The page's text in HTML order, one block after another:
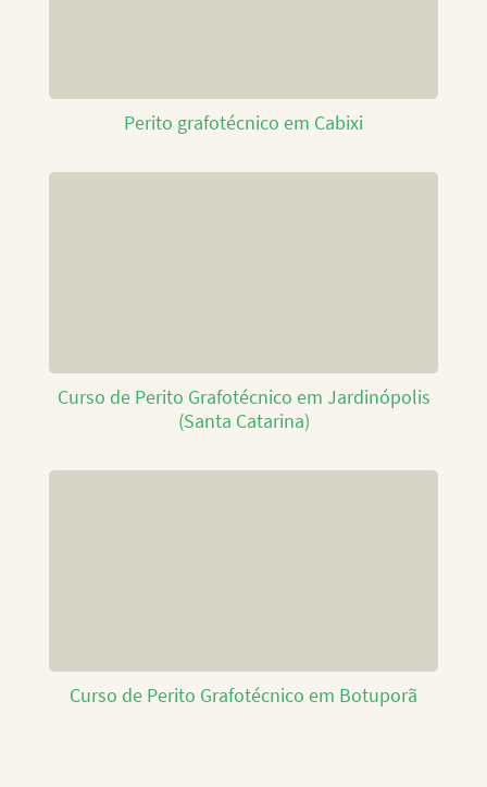
Perito grafotécnico em Cabixi
Curso de Perito Grafotécnico em Jardinópolis
(Santa Catarina)
Curso de Perito Grafotécnico em Botuporã